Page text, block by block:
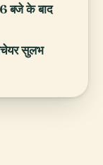
बजे के बाद
सुलभ